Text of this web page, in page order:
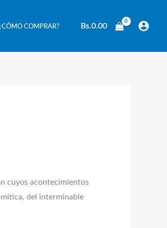
COMPRAR? Bs.0.00
cuyos acontecimientos
del interminable